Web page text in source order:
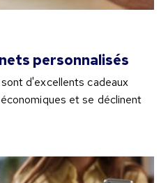
personnalisés
d'excellents cadeaux
et se déclinent